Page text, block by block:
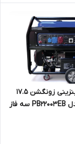
موتوربرق بنزینی زونگشن 17.5
کیلووات مدل PB22003EB سه فاز